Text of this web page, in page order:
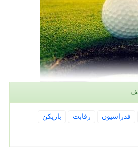
فدراسیون رقابت
بازیكن